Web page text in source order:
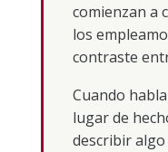
comienzan a
los
contraste
Cuando
lugar de
describir